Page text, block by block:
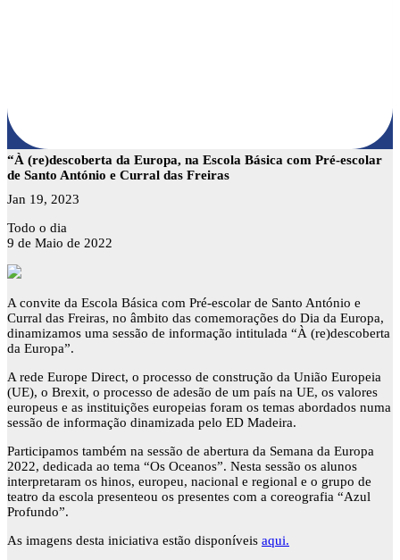
“À (re)descoberta da Europa, na Escola Básica com Pré-escolar
de Santo António e Curral das Freiras
Jan 19, 2023
“À
(re)descoberta
Europa,
Escola
Básica
com
Pré-
de
Santo
António
e
das
Freiras
Todo o dia
9 de Maio de 2022
A convite da Escola Básica com Pré-escolar de Santo António e
Curral das Freiras, no âmbito das comemorações do Dia da Europa,
dinamizamos uma sessão de informação intitulada “À (re)descoberta
da Europa”.
A rede Europe Direct, o processo de construção da União Europeia
(UE), o Brexit, o processo de adesão de um país na UE, os valores
europeus e as instituições europeias foram os temas abordados numa
sessão de informação dinamizada pelo ED Madeira.
Participamos também na sessão de abertura da Semana da Europa
2022, dedicada ao tema “Os Oceanos”. Nesta sessão os alunos
interpretaram os hinos, europeu, nacional e regional e o grupo de
teatro da escola presenteou os presentes com a coreografia “Azul
Profundo”.
As imagens desta iniciativa estão disponíveis aqui.